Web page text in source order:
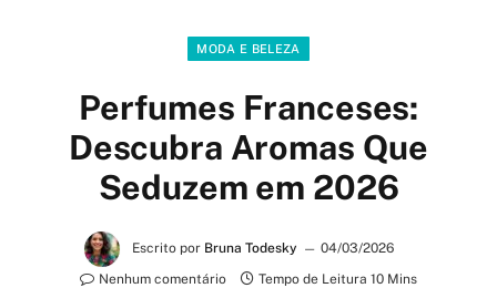
MODA E BELEZA
Perfumes Franceses:
Descubra Aromas Que
Seduzem em 2026
Escrito por Bruna Todesky
04/03/2026
Nenhum comentário
Tempo de Leitura 10 Mins